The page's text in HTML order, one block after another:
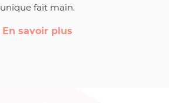
unique fait main.
En savoir plus